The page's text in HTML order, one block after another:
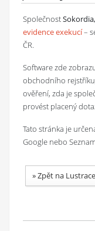
Společnost
evidence exekucí–
ČR.
Software zde
obchodního
ověření, zda je
provést placený
Tato stránka je
Google nebo
»Zpět na Lustrace